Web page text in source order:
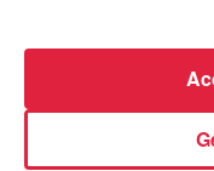
Place du